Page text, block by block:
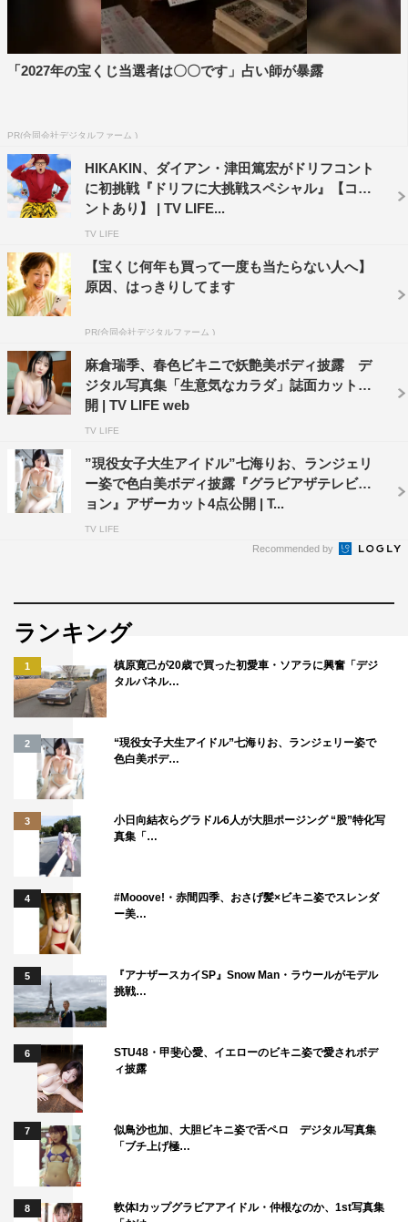
「2027年の宝くじ当選者は〇〇です」占い師が暴露
PR(合同会社デジタルファーム )
HIKAKIN、ダイアン・津田篤宏がドリフコント
に初挑戦『ドリフに大挑戦スペシャル』【コメ
ントあり】 | TV LIFE...
TV LIFE
【宝くじ何年も買って一度も当たらない人へ】
原因、はっきりしてます
PR(合同会社デジタルファーム )
麻倉瑞季、春色ビキニで妖艶美ボディ披露 デ
ジタル写真集「生意気なカラダ」誌面カット公
開 | TV LIFE web
TV LIFE
”現役女子大生アイドル”七海りお、ランジェリ
ー姿で色白美ボディ披露『グラビアザテレビジ
ョン』アザーカット4点公開 | T...
TV LIFE
Recommended by
ランキング
1
槙原寛己が20歳で買った初愛車・ソアラに興奮「デジ
タルパネル…
2
“現役女子大生アイドル”七海りお、ランジェリー姿で
色白美ボデ…
3
小日向結衣らグラドル6人が大胆ポージング “股”特化写
真集「…
4
#Mooove!・赤間四季、おさげ髪×ビキニ姿でスレンダ
ー美…
5
『アナザースカイSP』Snow Man・ラウールがモデル
挑戦…
6
STU48・甲斐心愛、イエローのビキニ姿で愛されボデ
ィ披露
7
似鳥沙也加、大胆ビキニ姿で舌ペロ デジタル写真集
「ブチ上げ極…
8
軟体Iカップグラビアアイドル・仲根なのか、1st写真集